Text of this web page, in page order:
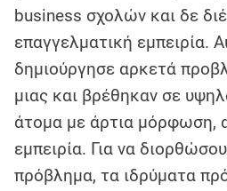
business σχολών και δε
επαγγελματική εμπειρία.
δημιούργησε αρκετά
μιας και βρέθηκαν σε
άτομα με άρτια μόρφωση,
εμπειρία. Για να
πρόβλημα, τα ιδρύματα